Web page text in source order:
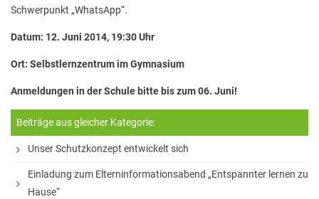
Förderverein
Ziele des Fördervereins
Sitzungen und Protokolle
Neue Fünftklässler*innen
Unsere Schule
Schule digital
Schwerpunkt „WhatsApp“.
Datum: 12. Juni 2014, 19:30 Uhr
Ort: Selbstlernzentrum im Gymnasium
Anmeldungen in der Schule bitte bis zum 06. Juni!
Beiträge aus gleicher Kategorie:
Unser Schutzkonzept entwickelt sich
Einladung zum Elterninformationsabend „Entspannter lernen zu
Hause“